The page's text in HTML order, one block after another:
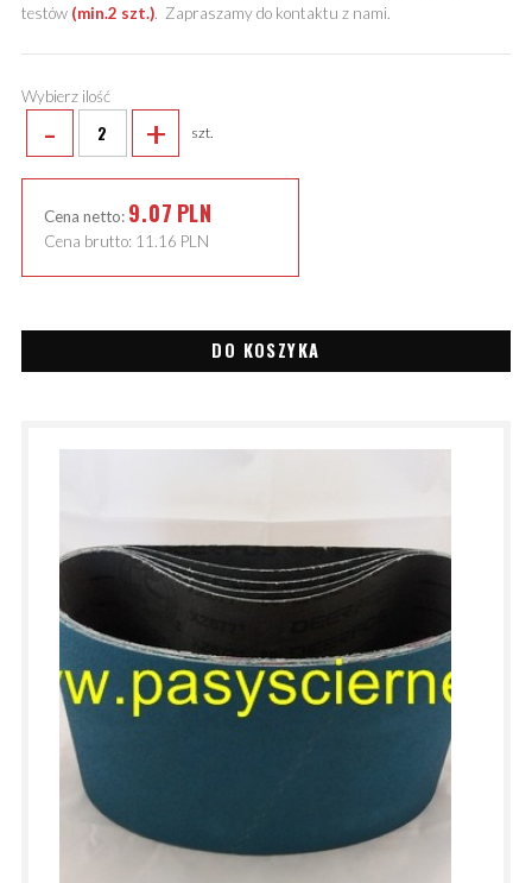
testów (min.2 szt.). Zapraszamy do kontaktu z nami.
Wybierz ilość
- + szt.
Cena netto: 9.07 PLN
Cena brutto: 11.16 PLN
DO KOSZYKA